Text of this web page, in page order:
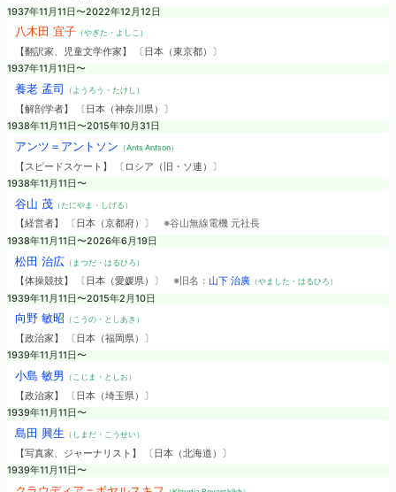
1937年11月11日〜2022年12月12日
八木田 宜子（やぎた・よしこ）
【翻訳家、児童文学作家】 〔日本（東京都）〕
1937年11月11日〜
養老 孟司 （ようろう・たけし）
【解剖学者】 〔日本（神奈川県）〕
1938年11月11日〜2015年10月31日
アンツ＝アントソン （Ants Antson）
【スピードスケート】 〔ロシア（旧・ソ連）〕
1938年11月11日〜
谷山 茂（たにやま・しげる）
【経営者】 〔日本（京都府）〕 ※谷山無線電機 元社長
1938年11月11日〜2026年6月19日
松田 治広 （まつだ・はるひろ）
【体操競技】 〔日本（愛媛県）〕 ※旧名： 山下 治廣（やました・はるひろ）
1939年11月11日〜2015年2月10日
向野 敏昭 （こうの・としあき）
【政治家】 〔日本（福岡県）〕
1939年11月11日〜
小島 敏男 （こじま・としお）
【政治家】 〔日本（埼玉県）〕
1939年11月11日〜
島田 興生 （しまだ・こうせい）
【写真家、ジャーナリスト】 〔日本（北海道）〕
1939年11月11日〜